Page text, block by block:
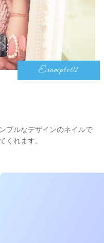
Example02
プルなデザインのネイルで
くれます。